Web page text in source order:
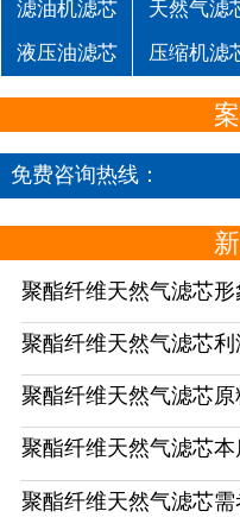
滤油机滤芯
天然气滤
液压油滤芯
压缩机滤
免费咨询热线：
聚酯纤维天然气滤芯
聚酯纤维天然气滤芯
聚酯纤维天然气滤芯
聚酯纤维天然气滤芯
聚酯纤维天然气滤芯